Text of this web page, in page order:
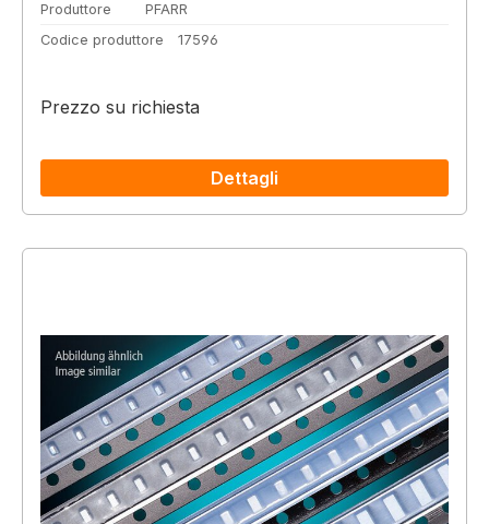
Produttore
PFARR
Codice produttore
17596
Prezzo su richiesta
Dettagli